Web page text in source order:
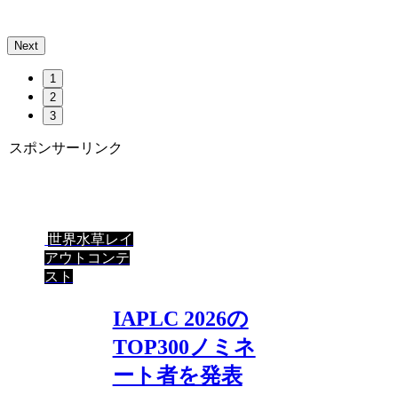
Next
1
2
3
スポンサーリンク
世界水草レイ
アウトコンテ
スト
IAPLC 2026の
TOP300ノミネ
ート者を発表